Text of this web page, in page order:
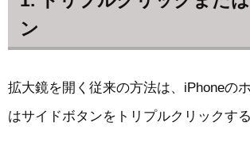
ン
拡大鏡を開く従来の方法は、iPhoneの
はサイドボタンをトリプルクリックす